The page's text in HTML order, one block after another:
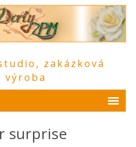
zakázková
výroba
surprise